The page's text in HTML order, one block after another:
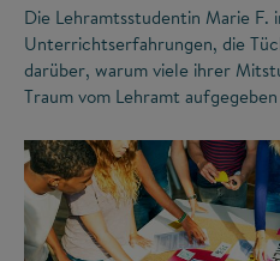
Die Lehramtsstudentin Marie F.
Unterrichtserfahrungen, die
darüber, warum viele ihrer
Traum vom Lehramt